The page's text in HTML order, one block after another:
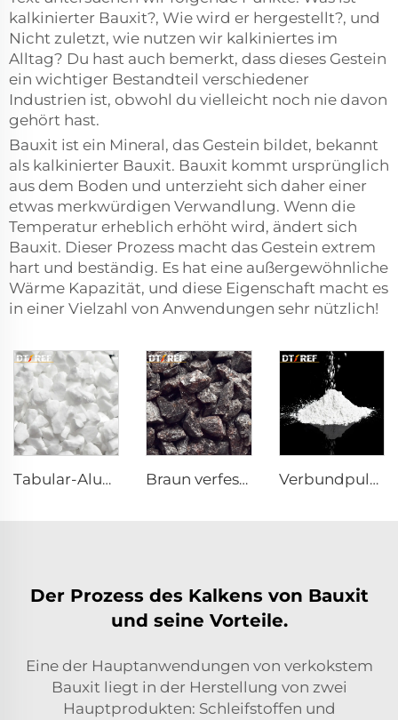
kalkinierter Bauxit?, Wie wird er hergestellt?, und
Nicht zuletzt, wie nutzen wir kalkiniertes im
Alltag? Du hast auch bemerkt, dass dieses Gestein
ein wichtiger Bestandteil verschiedener
Industrien ist, obwohl du vielleicht noch nie davon
gehört hast.
Bauxit ist ein Mineral, das Gestein bildet, bekannt
als kalkinierter Bauxit. Bauxit kommt ursprünglich
aus dem Boden und unterzieht sich daher einer
etwas merkwürdigen Verwandlung. Wenn die
Temperatur erheblich erhöht wird, ändert sich
Bauxit. Dieser Prozess macht das Gestein extrem
hart und beständig. Es hat eine außergewöhnliche
Wärme Kapazität, und diese Eigenschaft macht es
in einer Vielzahl von Anwendungen sehr nützlich!
Tabular-Alumina Braun verfestigtes Alumina Verbundpulver Reaktives α-Al₂O₃ Pulver
Der Prozess des Kalkens von Bauxit
und seine Vorteile.
Eine der Hauptanwendungen von verkokstem
Bauxit liegt in der Herstellung von zwei
Hauptprodukten: Schleifstoffen und